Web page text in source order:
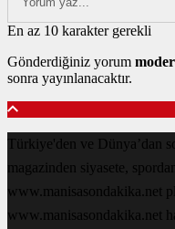
En az 10 karakter gerekli
Gönderdiğiniz yorum
sonra yayınlanacaktır.
Türkiye'den ve Dünya’dan
magazinden siyasete,
www.manisasondakika.net
www.manisasondakika.net